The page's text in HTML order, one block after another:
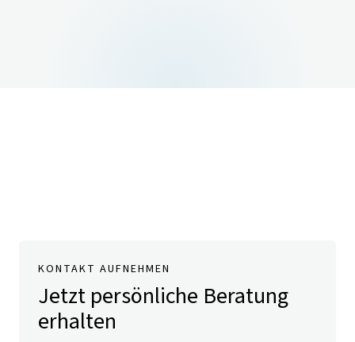
KONTAKT AUFNEHMEN
Jetzt persönliche Beratung
erhalten